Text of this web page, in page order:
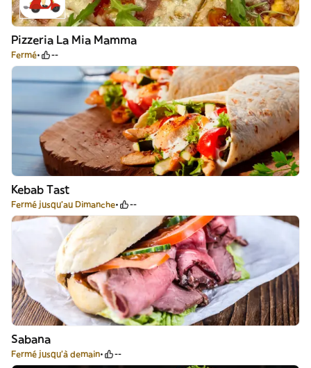
Pizzeria La Mia Mamma
Fermé --
Kebab Tast
Fermé jusqu'au Dimanche --
Sabana
Fermé jusqu'à demain --